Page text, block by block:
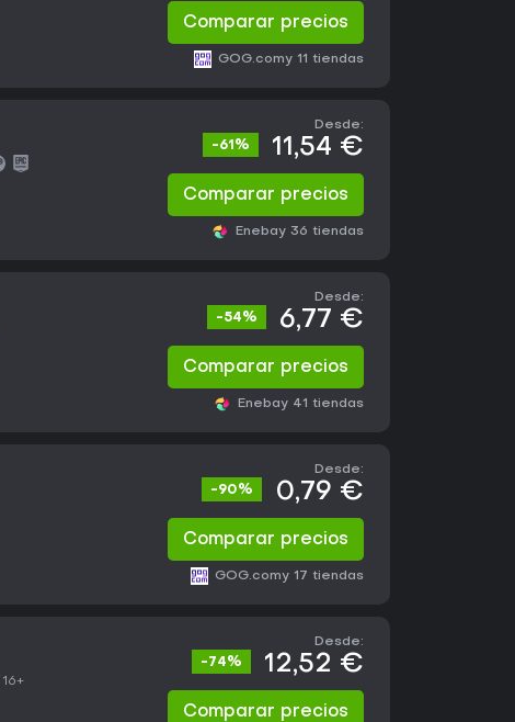
Comparar precios
GOG.comy 11 tiendas
-61%
Desde:
11,54 €
Comparar precios
Enebay 36 tiendas
-54%
Desde:
6,77 €
Comparar precios
Enebay 41 tiendas
-90%
Desde:
0,79 €
Comparar precios
GOG.comy 17 tiendas
16+
-74%
Desde:
12,52 €
Comparar precios